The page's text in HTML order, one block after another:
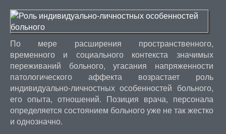
По мере расширения пространственного,
временного и социального контекста значимых
переживаний больного, угасания напряженности
патологического аффекта возрастает роль
индивидуально-личностных особенностей больного,
его опыта, отношений. Позиция врача, персонала
определяется состоянием больного уже не так жестко
и однозначно.